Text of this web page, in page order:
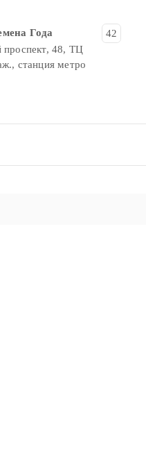
Года
проспект, 48, ТЦ
станция метро
42